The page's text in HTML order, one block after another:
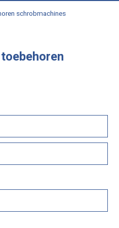
schrobmachines